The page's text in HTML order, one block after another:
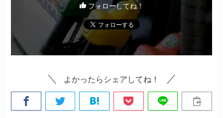
フォローしてね！
よかったらシェアしてね！